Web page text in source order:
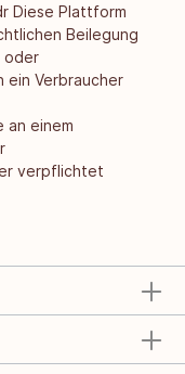
Diese Plattform
Beilegung
oder
ein Verbraucher
an einem
verpflichtet